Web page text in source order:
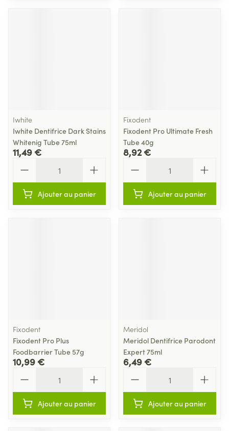
Iwhite
Iwhite Dentifrice Dark Stains
Whitenig Tube 75ml
11,49 €
Ajouter au panier
Fixodent
Fixodent Pro Ultimate Fresh
Tube 40g
8,92 €
Ajouter au panier
Fixodent
Fixodent Pro Plus
Foodbarrier Tube 57g
10,99 €
Ajouter au panier
Meridol
Meridol Dentifrice Parodont
Expert 75ml
6,49 €
Ajouter au panier